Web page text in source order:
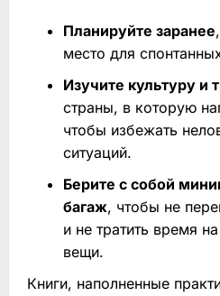
Планируйте заранее
место для
Изучите культуру и
страны, в которую
чтобы избежать
ситуаций.
Берите с собой
багаж, чтобы не
и не тратить время
вещи.
Книги, наполненные